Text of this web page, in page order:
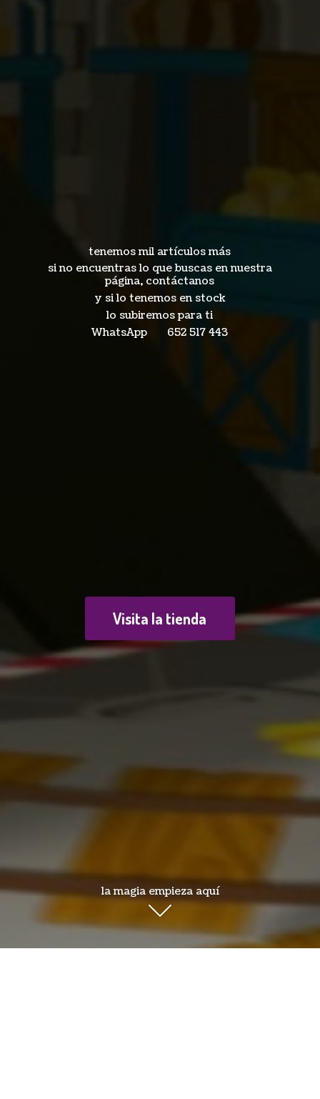
tenemos mil artículos más
si no encuentras lo que buscas en nuestra
página, contáctanos
y si lo tenemos en stock
lo subiremos para ti
WhatsApp 652517 443
Visita la tienda
la magia empieza aquí